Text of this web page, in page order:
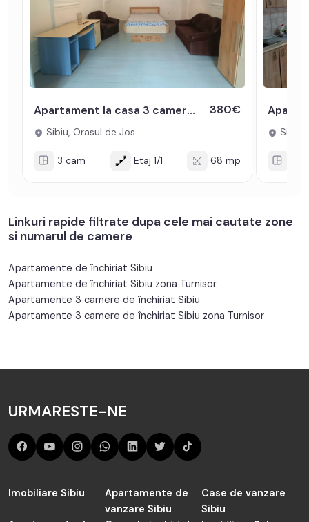
Apartament la casa 3 camere 68 mpu utili in apropiere de Piata Cibin 380€
Sibiu, Orasul de Jos
3 cam Etaj 1/1 68 mp
Sibiu,
Linkuri rapide filtrate dupa cele mai cautate zone
si numarul de camere
Apartamente de închiriat Sibiu
Apartamente de închiriat Sibiu zona Turnisor
Apartamente 3 camere de închiriat Sibiu
Apartamente 3 camere de închiriat Sibiu zona Turnisor
URMARESTE-NE
Imobiliare Sibiu
Apartamente de
vanzare Sibiu
Case de vanzare
Sibiu